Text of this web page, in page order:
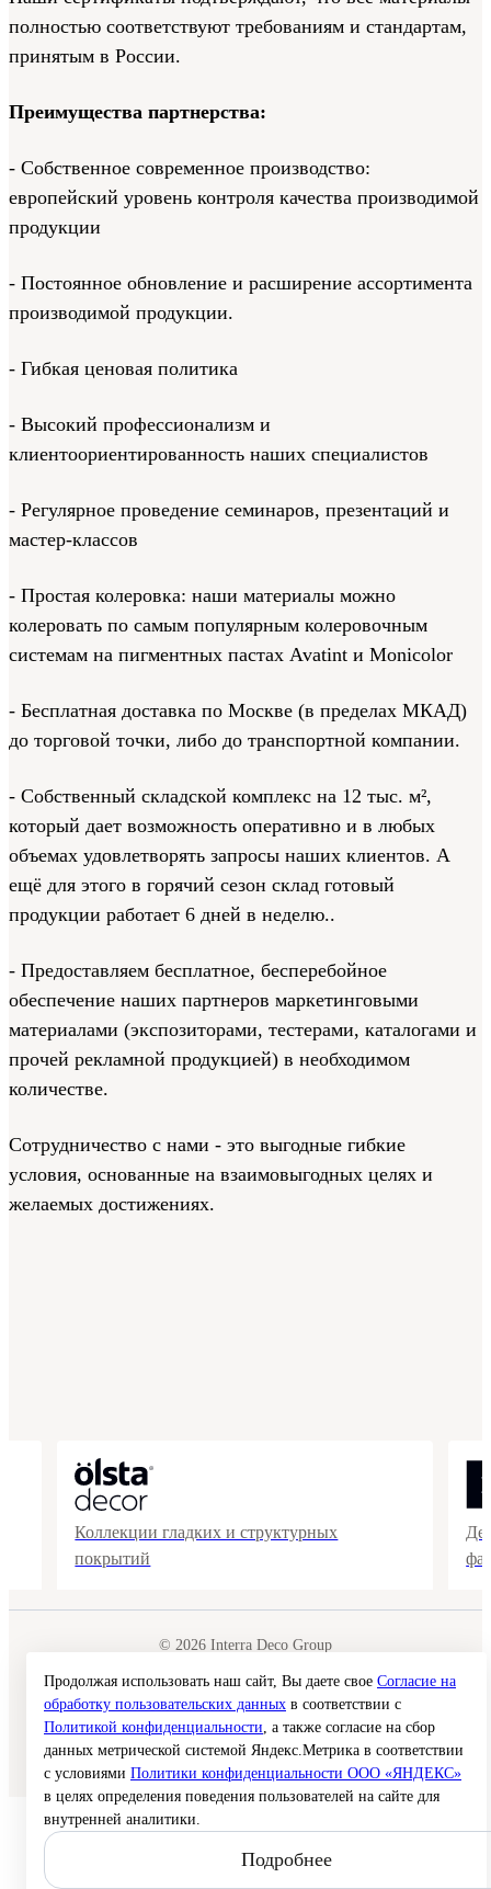
полностью соответствуют требованиям и стандартам,
принятым в России.
Преимущества партнерства:
- Собственное современное производство:
европейский уровень контроля качества производимой
продукции
- Постоянное обновление и расширение ассортимента
производимой продукции.
- Гибкая ценовая политика
- Высокий профессионализм и
клиентоориентированность наших специалистов
- Регулярное проведение семинаров, презентаций и
мастер-классов
- Простая колеровка: наши материалы можно
колеровать по самым популярным колеровочным
системам на пигментных пастах Avatint и Monicolor
- Бесплатная доставка по Москве (в пределах МКАД)
до торговой точки, либо до транспортной компании.
- Собственный складской комплекс на 12 тыс. м²,
который дает возможность оперативно и в любых
объемах удовлетворять запросы наших клиентов. А
ещё для этого в горячий сезон склад готовый
продукции работает 6 дней в неделю..
- Предоставляем бесплатное, бесперебойное
обеспечение наших партнеров маркетинговыми
материалами (экспозиторами, тестерами, каталогами и
прочей рекламной продукцией) в необходимом
количестве.
Сотрудничество с нами - это выгодные гибкие
условия, основанные на взаимовыгодных целях и
желаемых достижениях.
Коллекции гладких и структурных
покрытий
© 2026 Interra Deco Group
Согласие на обработку персональных данных
Карта сайта
Продолжая использовать наш сайт, Вы даете свое Согласие на
обработку пользовательских данных в соответствии с
Политикой конфиденциальности, а также согласие на сбор
данных метрической системой Яндекс.Метрика в соответствии
с условиями Политики конфиденциальности ООО «ЯНДЕКС»
в целях определения поведения пользователей на сайте для
внутренней аналитики.
Подробнее